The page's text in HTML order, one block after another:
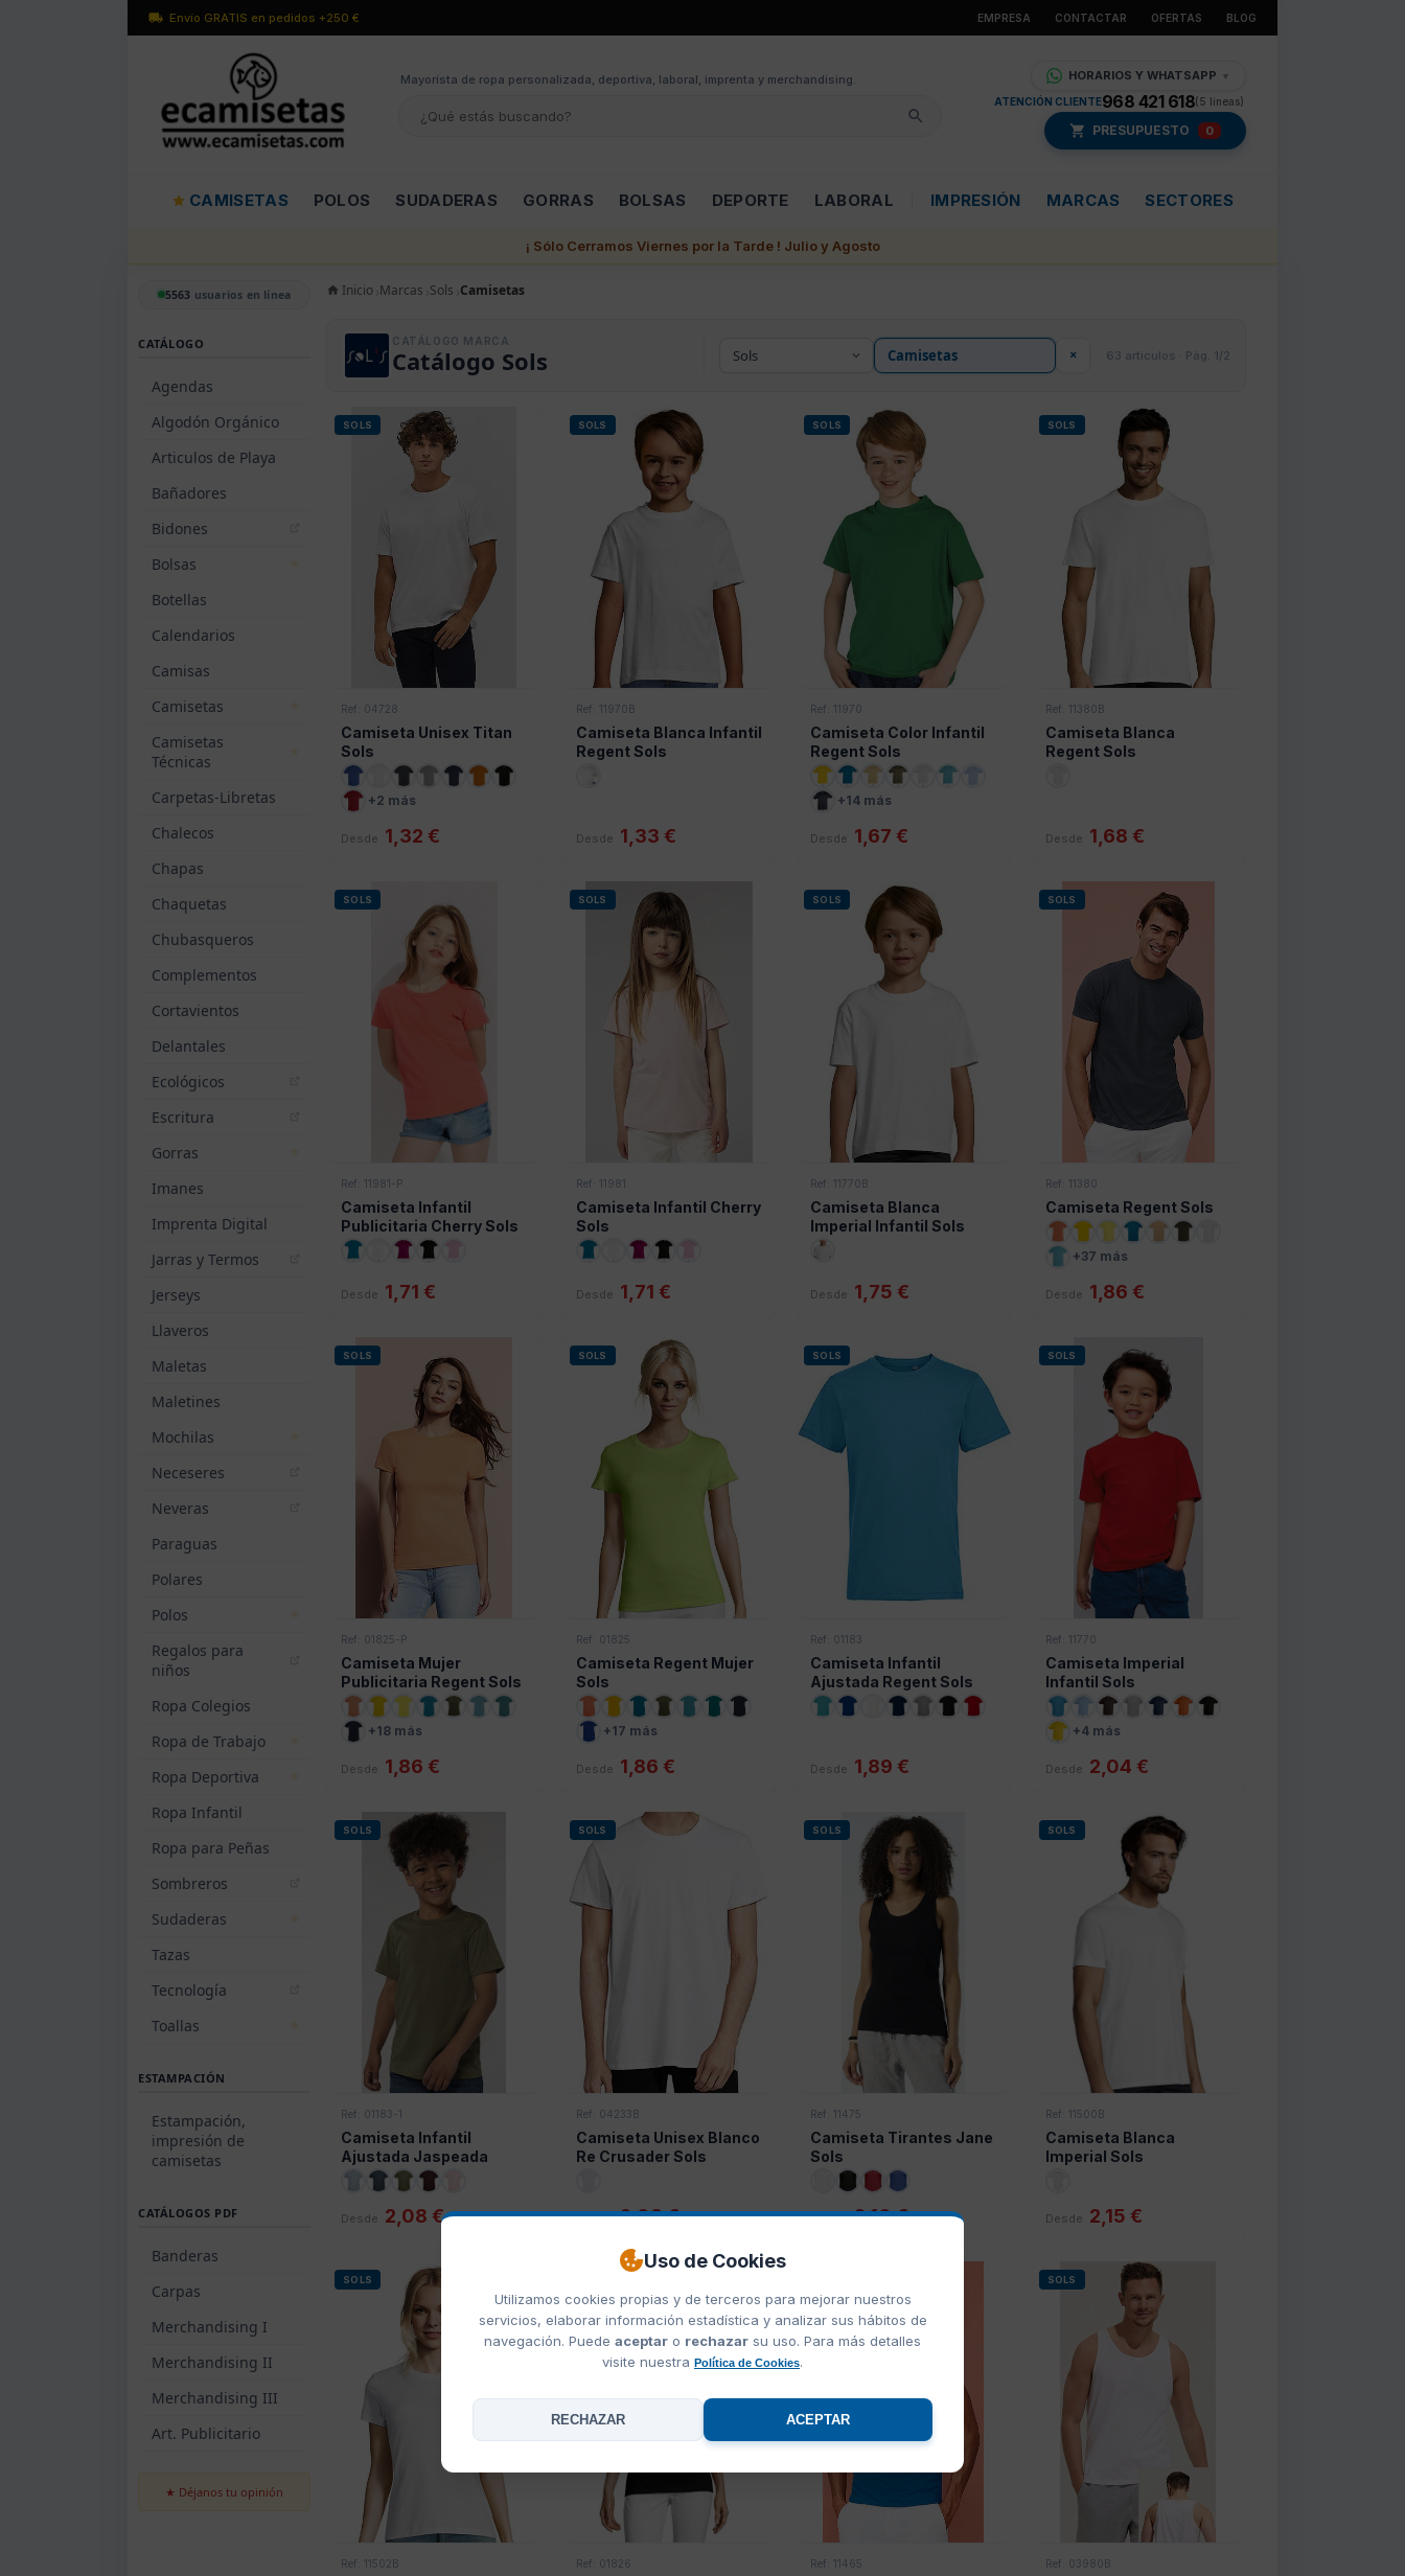
Envío GRATIS en pedidos +250 € EMPRESA CONTACTAR OFERTAS BLOG
Mayorísta de ropa personalizada, deportiva, laboral, imprenta y merchandising. HORARIOS Y WHATSAPP ▼
ATENCIÓN CLIENTE968 421 618(5 líneas)
PRESUPUESTO 0
CAMISETAS POLOS SUDADERAS GORRAS BOLSAS DEPORTE LABORAL IMPRESIÓN MARCAS SECTORES
¡ Sólo Cerramos Viernes por la Tarde ! Julio y Agosto
Uso de Cookies
Utilizamos cookies propias y de terceros para mejorar nuestros
servicios, elaborar información estadística y analizar sus hábitos de
navegación. Puede aceptar o rechazar su uso. Para más detalles
visite nuestra Política de Cookies.
RECHAZAR ACEPTAR
5563 usuarios en línea
CATÁLOGO
Agendas
Algodón Orgánico
Articulos de Playa
Bañadores
Bidones
Bolsas
Botellas
Calendarios
Camisas
Camisetas
Camisetas
Técnicas
Carpetas-Libretas
Chalecos
Chapas
Chaquetas
Chubasqueros
Complementos
Cortavientos
Delantales
Ecológicos
Escritura
Gorras
Imanes
Imprenta Digital
Jarras y Termos
Jerseys
Llaveros
Maletas
Maletines
Mochilas
Neceseres
Neveras
Paraguas
Polares
Polos
Regalos para
niños
Ropa Colegios
Ropa de Trabajo
Ropa Deportiva
Ropa Infantil
Ropa para Peñas
Sombreros
Sudaderas
Tazas
Tecnología
Toallas
ESTAMPACIÓN
Estampación,
impresión de
camisetas
CATÁLOGOS PDF
Banderas
Carpas
Merchandising I
Merchandising II
Merchandising III
Art. Publicitario
★ Déjanos tu opinión
Inicio Marcas Sols Camisetas
CATÁLOGO MARCA
Catálogo Sols × 63 artículos · Pág. 1/2
SOLS
Ref: 04728
Camiseta Unisex Titan
Sols
+2 más
Desde 1,32 €
SOLS
Ref: 11970B
Camiseta Blanca Infantil
Regent Sols
Desde 1,33 €
SOLS
Ref: 11970
Camiseta Color Infantil
Regent Sols
+14 más
Desde 1,67 €
SOLS
Ref: 11380B
Camiseta Blanca
Regent Sols
Desde 1,68 €
SOLS
Ref: 11981-P
Camiseta Infantil
Publicitaria Cherry Sols
Desde 1,71 €
SOLS
Ref: 11981
Camiseta Infantil Cherry
Sols
Desde 1,71 €
SOLS
Ref: 11770B
Camiseta Blanca
Imperial Infantil Sols
Desde 1,75 €
SOLS
Ref: 11380
Camiseta Regent Sols
+37 más
Desde 1,86 €
SOLS
Ref: 01825-P
Camiseta Mujer
Publicitaria Regent Sols
+18 más
Desde 1,86 €
SOLS
Ref: 01825
Camiseta Regent Mujer
Sols
+17 más
Desde 1,86 €
SOLS
Ref: 01183
Camiseta Infantil
Ajustada Regent Sols
Desde 1,89 €
SOLS
Ref: 11770
Camiseta Imperial
Infantil Sols
+4 más
Desde 2,04 €
SOLS
Ref: 01183-1
Camiseta Infantil
Ajustada Jaspeada
Regent Sols
Desde 2,08 €
SOLS
Ref: 04233B
Camiseta Unisex Blanco
Re Crusader Sols
Desde2,08 €
SOLS
Ref: 11475
Camiseta Tirantes Jane
Sols
Desde2,10 €
SOLS
Ref: 11500B
Camiseta Blanca
Imperial Sols
Desde 2,15 €
SOLS
Ref: 11502B Ref: 01826 Ref: 11465
SOLS
Ref: 03980B